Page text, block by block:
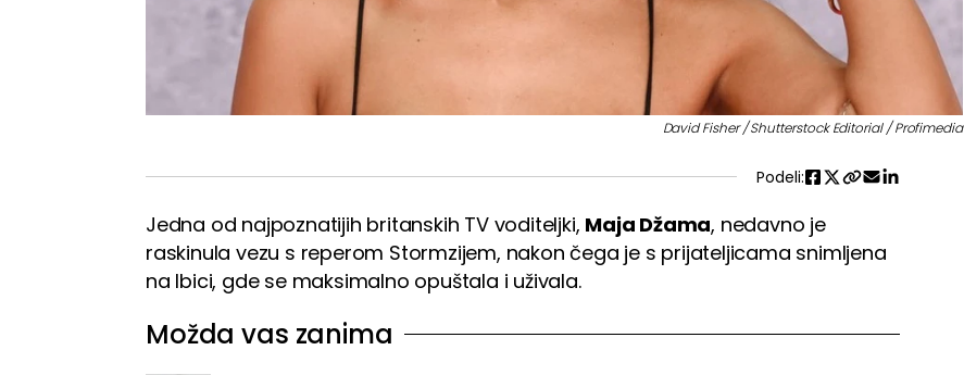
David Fisher / Shutterstock Editorial / Profimedia
Podeli:
Jedna od najpoznatijih britanskih TV voditeljki, Maja Džama, nedavno je
raskinula vezu s reperom Stormzijem, nakon čega je s prijateljicama snimljena
na Ibici, gde se maksimalno opuštala i uživala.
Možda vas zanima